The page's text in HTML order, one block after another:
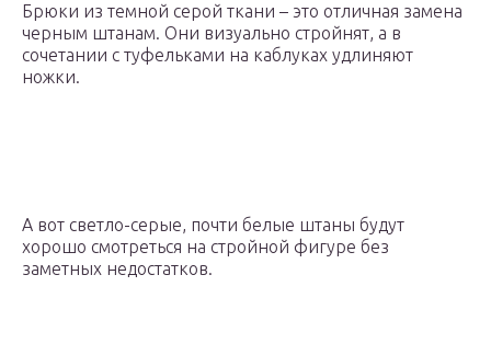
Брюки из темной серой ткани – это отличная замена
черным штанам. Они визуально стройнят, а в
сочетании с туфельками на каблуках удлиняют
ножки.
А вот светло-серые, почти белые штаны будут
хорошо смотреться на стройной фигуре без
заметных недостатков.